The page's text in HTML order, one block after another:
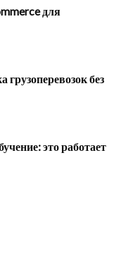
для
грузоперевозок без
это работает